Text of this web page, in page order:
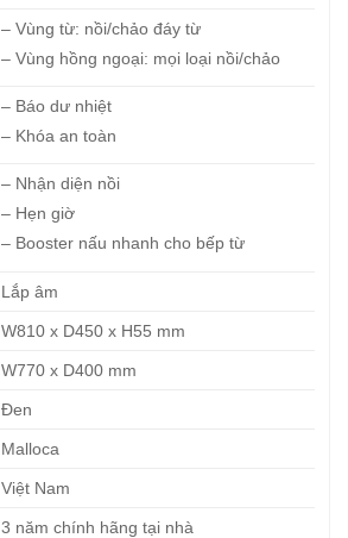
– Vùng từ: nồi/chảo đáy từ
– Vùng hồng ngoại: mọi loại nồi/chảo
– Báo dư nhiệt
– Khóa an toàn
– Nhận diện nồi
– Hẹn giờ
– Booster nấu nhanh cho bếp từ
Lắp âm
W810 x D450 x H55 mm
W770 x D400 mm
Đen
Malloca
Việt Nam
3 năm chính hãng tại nhà